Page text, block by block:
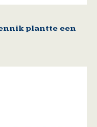
plantte een